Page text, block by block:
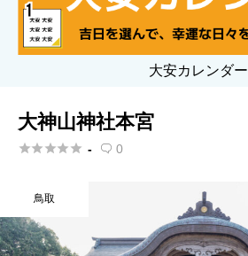
大安カレンダー
大神山神社本宮
 -  0
鳥取